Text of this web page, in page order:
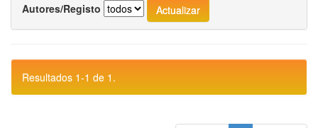
Autores/Registo
Resultados 1-1 de 1.